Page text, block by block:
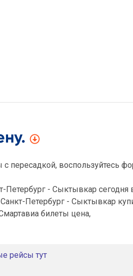
воспользуйтесь
- Сыктывкар сегодня
Петербург - Сыктывкар
билеты цена,
рейсы тут